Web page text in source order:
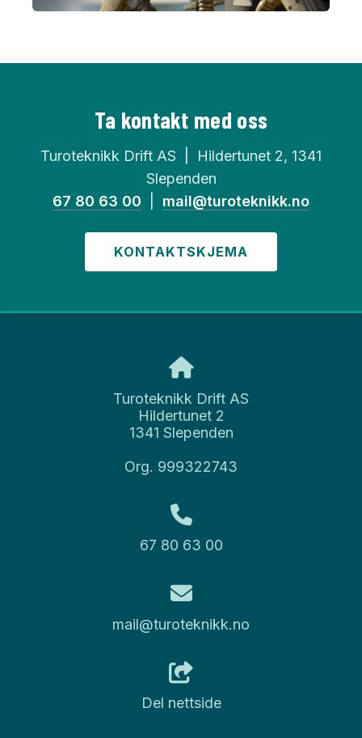
Ta kontakt med oss
Turoteknikk Drift AS | Hildertunet 2, 1341
Slependen
67 80 63 00
mail@turoteknikk.no
KONTAKTSKJEMA
Turoteknikk Drift AS
Hildertunet 2
1341 Slependen
Org. 999322743
67 80 63 00
mail@turoteknikk.no
Del nettside